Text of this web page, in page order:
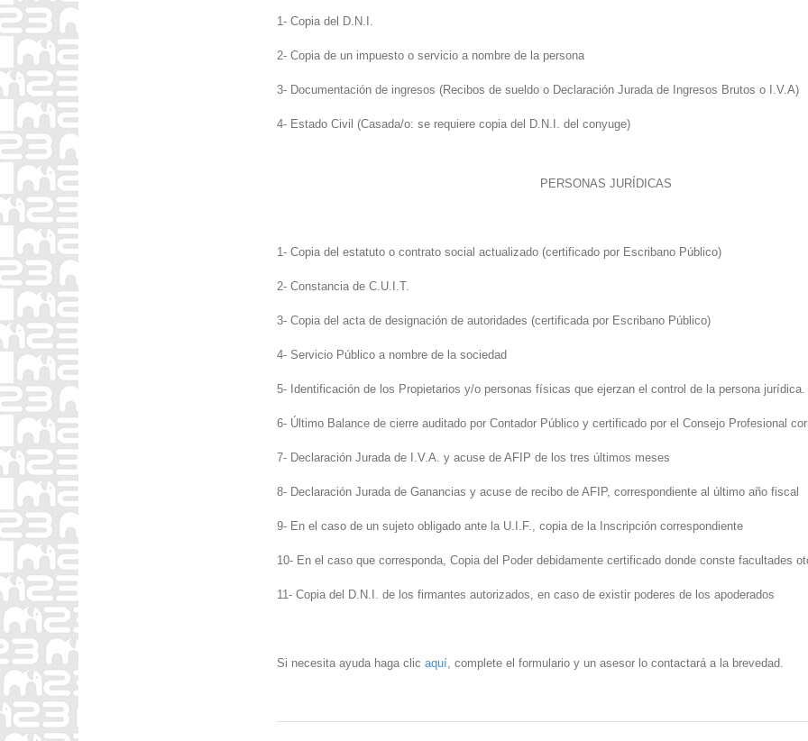
1- Copia del D.N.I.
2- Copia de un impuesto o servicio a nombre de la persona
3- Documentación de ingresos (Recibos de sueldo o Declaración Jurada de Ingresos Brutos o I.V.A)
4- Estado Civil (Casada/o: se requiere copia del D.N.I. del conyuge)
PERSONAS JURÍDICAS
1- Copia del estatuto o contrato social actualizado (certificado por Escribano Público)
2- Constancia de C.U.I.T.
3- Copia del acta de designación de autoridades (certificada por Escribano Público)
4- Servicio Público a nombre de la sociedad
5- Identificación de los Propietarios y/o personas físicas que ejerzan el control de la persona jurídica.
6- Último Balance de cierre auditado por Contador Público y certificado por el Consejo Profesional
7- Declaración Jurada de I.V.A. y acuse de AFIP de los tres últimos meses
8- Declaración Jurada de Ganancias y acuse de recibo de AFIP, correspondiente al último año fiscal
9- En el caso de un sujeto obligado ante la U.I.F., copia de la Inscripción correspondiente
10- En el caso que corresponda, Copia del Poder debidamente certificado donde conste facultades
11- Copia del D.N.I. de los firmantes autorizados, en caso de existir poderes de los apoderados
Si necesita ayuda haga clic aquí , complete el formulario y un asesor lo contactará a la brevedad.